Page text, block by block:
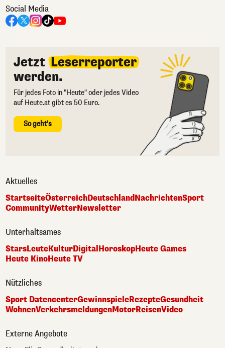
Social Media
Jetzt Leserreporter
werden.
Für jedes Foto in "Heute" oder jedes Video
auf Heute.at gibt es 50 Euro.
So geht's
Aktuelles
StartseiteÖsterreichDeutschlandNachrichtenSport
CommunityWetterNewsletter
Unterhaltsames
StarsLeuteKulturDigitalHoroskopHeute Games
Heute KinoHeute TV
Nützliches
Sport DatencenterGewinnspieleRezepteGesundheit
WohnenVerkehrsmeldungenMotorReisenVideo
Externe Angebote